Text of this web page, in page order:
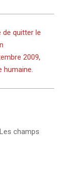
de quitter le
2009,
humaine.
Les champs